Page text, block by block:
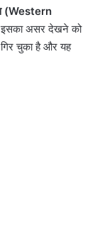
(Western
इसका असर देखने को
चुका है और यह